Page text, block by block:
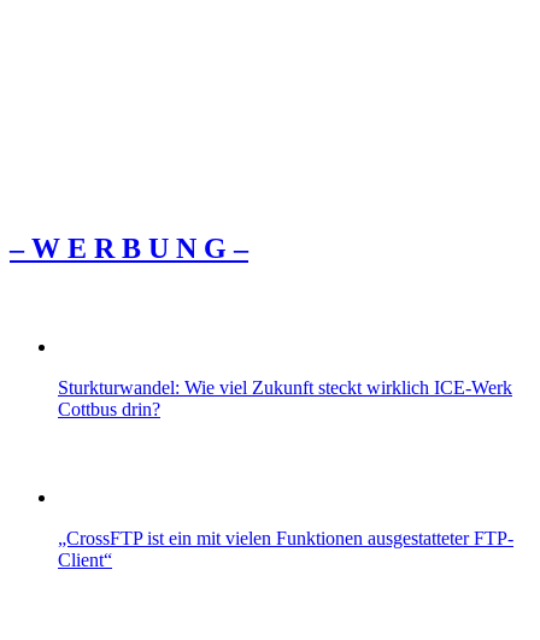
– W Ε R Β U Ν G –
Sturkturwandel: Wie viel Zukunft steckt wirklich ICE-Werk
Cottbus drin?
„CrossFTP ist ein mit vielen Funktionen ausgestatteter FTP-
Client“